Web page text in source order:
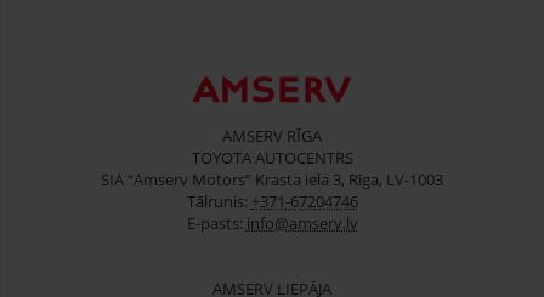
AMSERV RĪGA
TOYOTA AUTOCENTRS
SIA “Amserv Motors” Krasta iela 3, Rīga, LV-1003
Tālrunis: +371-67204746
E-pasts: info@amserv.lv
AMSERV LIEPĀJA